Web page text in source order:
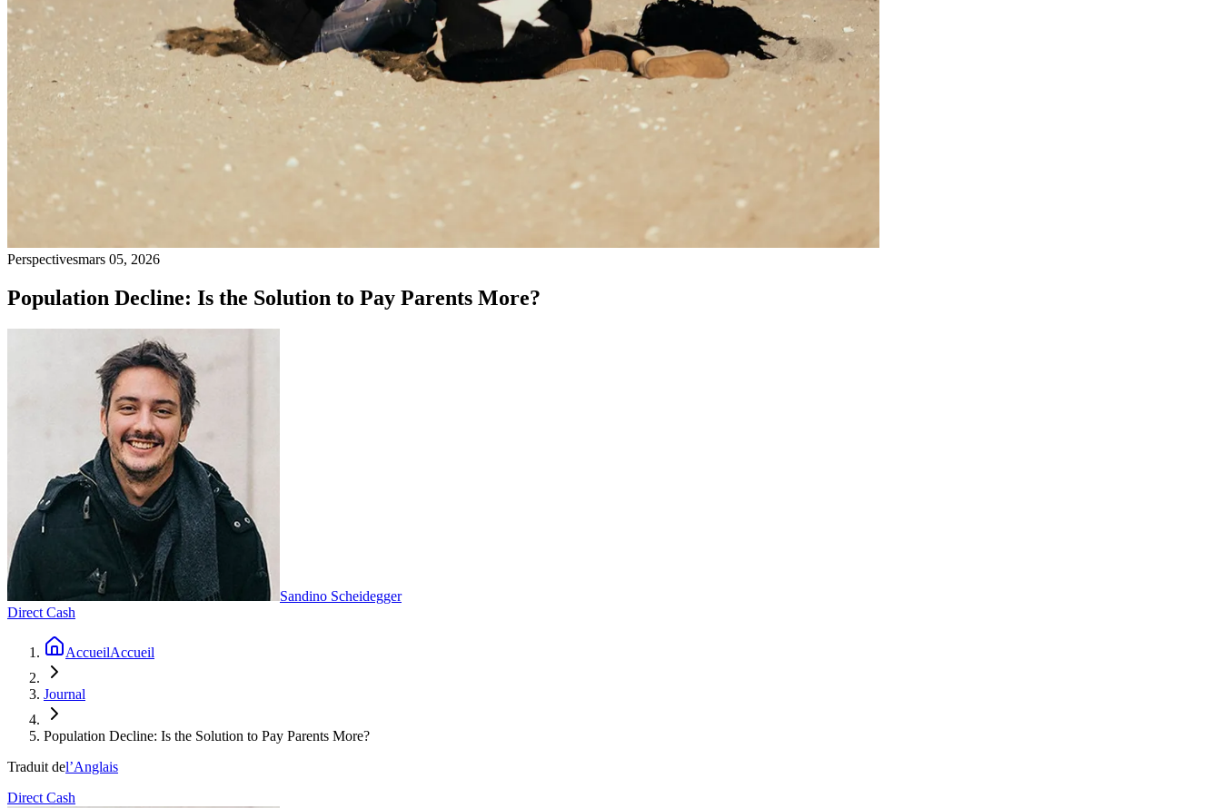
Perspectivesmars 05, 2026
Population Decline: Is the Solution to Pay Parents More?
Sandino Scheidegger
Direct Cash
AccueilAccueil
Journal
Population Decline: Is the Solution to Pay Parents More?
Traduit del’Anglais
Direct Cash